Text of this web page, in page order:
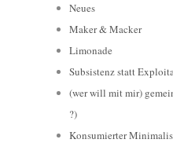
Neues
Maker & Macker
Limonade
Subsistenz statt
(wer will mit mir)
?)
Konsumierter